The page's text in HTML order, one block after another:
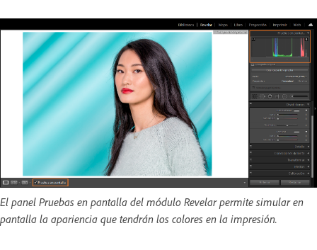
El panel Pruebas en pantalla del módulo Revelar permite simular en
pantalla la apariencia que tendrán los colores en la impresión.